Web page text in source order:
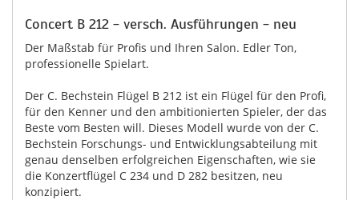
Concert B 212 - versch. Ausführungen - neu
Der Maßstab für Profis und Ihren Salon. Edler Ton,
professionelle Spielart.
Der C. Bechstein Flügel B 212 ist ein Flügel für den Profi,
für den Kenner und den ambitionierten Spieler, der das
Beste vom Besten will. Dieses Modell wurde von der C.
Bechstein Forschungs- und Entwicklungsabteilung mit
genau denselben erfolgreichen Eigenschaften, wie sie
die Konzertflügel C 234 und D 282 besitzen, neu
konzipiert.